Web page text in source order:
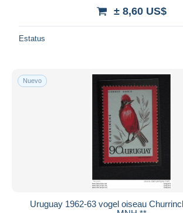
± 8,60 US$
Estatus
Nuevo
Uruguay 1962-63 vogel oiseau